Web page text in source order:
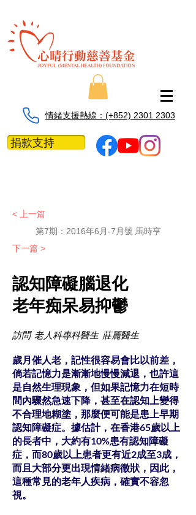
情緒支援熱線：​​(+852) 2301 2303
捐款支持
< 上一篇
第7期： 2016年6月-7月號 馬時亨
下一篇 >
認知障礙腦退化
老年痴呆易抑鬱
訪問 老人科專科醫生 莊麗醫生
歲月催人老，記性很容易會比以前差，
倘若記憶力是漸漸地慢慢減退，也許這
是自然生理現象，但如果記憶力在短時
間內驟然急速下降，甚至在認知上變得
不合理地糊塗，那麼便可能是患上早期
認知障礙症。據估計，在香港65歲以上
的長者中，大約有10%患有認知障礙
症，而80歲以上患者更有近2成至3成，
而且大部分更出現情緒病徵狀，因此，
這種常見的老年人疾病，確實不容忽
視。